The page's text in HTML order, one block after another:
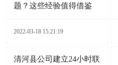
题？这些经验值得借鉴
2022-03-18 15:21:19
清河县公司建立24小时联